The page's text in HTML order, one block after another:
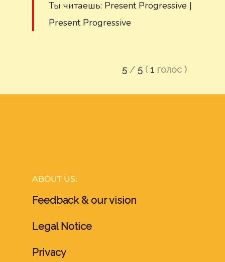
Ты читаешь: Present Progressive |
Present Progressive
5 / 5 ( 1 голос )
ABOUT US:
Feedback & our vision
Legal Notice
Privacy